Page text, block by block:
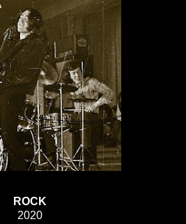
ROCK
2020